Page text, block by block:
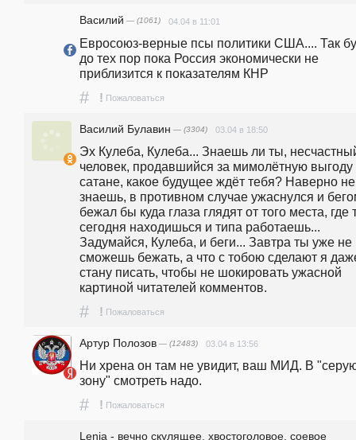
Василий — (1061) 04.04 в 11:01
Евросоюз-верные псы политики США.... Так
до тех пор пока Россия экономически не
приблизится к показателям КНР
# ! Пожаловаться
Василий Булавин — (3304) 03.04 в 18:50
Эх Кулеба, Кулеба... Знаешь ли ты,
человек, продавшийся за мимолётную выгоду
сатане, какое будущее ждёт тебя? Наверно не
знаешь, в противном случае ужаснулся и
бежал бы куда глаза глядят от того места, где
сегодня находишься и типа работаешь...
Задумайся, Кулеба, и беги... Завтра ты уже не
сможешь бежать, а что с тобою сделают я
стану писать, чтобы не шокировать ужасной
картиной читателей комментов.
# ! Пожаловаться
Артур Полозов — (12483) 03.04 в 13:56
Ни хрена он там не увидит, ваш МИД. В
зону" смотреть надо.
# ! Пожаловаться
Lenia - вечно скулящее, хвостоголовое, соевое